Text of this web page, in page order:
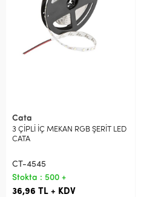
Cata
3 ÇİPLİ İÇ MEKAN RGB ŞERİT LED
CATA
CT-4545
Stokta : 500 +
36,96 TL + KDV